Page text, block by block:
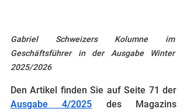
Gabriel Schweizers Kolumne im
Geschäftsführer in der Ausgabe Winter
2025/2026
Ausgabe 4/2025 des Magazins